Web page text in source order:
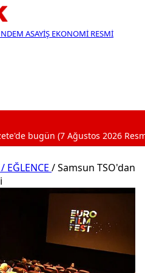
ASAYİŞ EKONOMİ RESMİ
Resmî Gazete kararları)
EĞLENCE /Samsun TSO'dan